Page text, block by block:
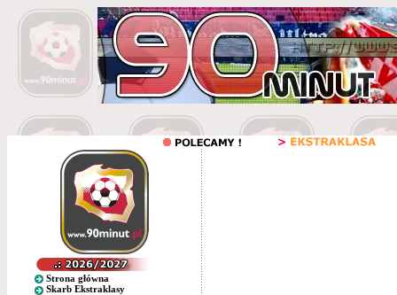
Strona główna
Skarb Ekstraklasy